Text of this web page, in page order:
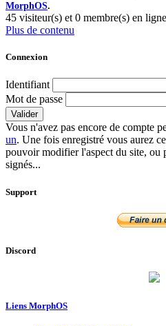
MorphOS.
45 visiteur(s) et 0 membre(s) en
Plus de contenu
Connexion
Identifiant
Mot de passe
Valider
Vous n'avez pas encore de compte
un. Une fois enregistré vous aurez
pouvoir modifier l'aspect du site, ou
signés...
Support
Discord
Liens MorphOS